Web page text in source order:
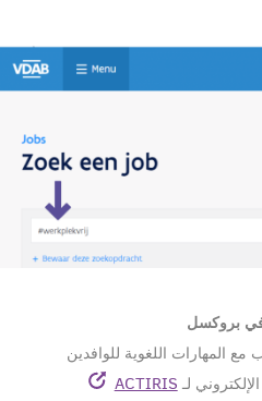
في بروكسل
المهارات اللغوية للوافدين
لـ ACTIRIS